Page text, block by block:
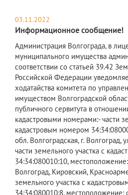
03.11.2022
Информационное сообщение!
Администрация Волгограда, в
муниципального имущества
соответствии со статьей 39.42
Российской Федерации
ходатайства комитета по
имуществом Волгоградской
публичного сервитута в
кадастровыми номерами:- части
кадастровым номером
обл. Волгоградская, г. Волгоград,
части земельного участка с
34:34:080010:10, местоположение:
Волгоград, Кировский,
земельного участка с
34:34:080010:8, местоположение: